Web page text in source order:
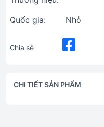
Quốc gia:
Nhỏ
Chia sẻ
CHI TIẾT SẢN PHẨM